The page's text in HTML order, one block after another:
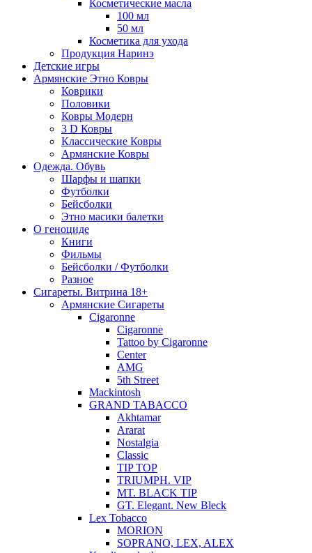
Косметические масла
100 мл
50 мл
Косметика для ухода
Продукция Наринэ
Детские игры
Армянские Этно Ковры
Коврики
Половики
Ковры Модерн
3 D Ковры
Классические Ковры
Армянские Ковры
Одежда. Обувь
Шарфы и шапки
Футболки
Бейсболки
Этно масики балетки
О геноциде
Книги
Фильмы
Бейсболки / Футболки
Разное
Сигареты. Витрина 18+
Армянские Сигареты
Cigaronne
Cigaronne
Tattoo by Cigaronne
Center
AMG
5th Street
Mackintosh
GRAND TABACCO
Akhtamar
Ararat
Nostalgia
Classic
TIP TOP
TRIUMPH. VIP
MT. BLACK TIP
GT. Elegant. New Bleck
Lex Tobacco
MORION
SOPRANO, LEX, ALEX